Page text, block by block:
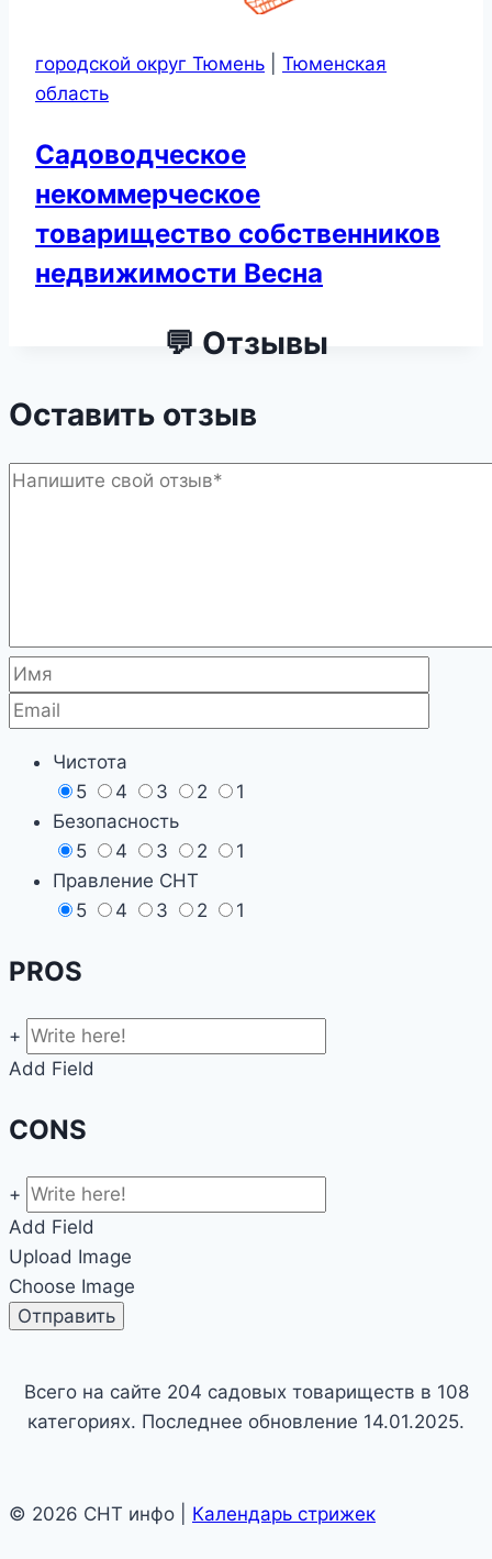
городской округ Тюмень
Тюменская
область
Садоводческое
некоммерческое
товарищество собственников
недвижимости Весна
💬 Отзывы
Оставить отзыв
Чистота
5
4 3 2
1
Безопасность
5
4 3 2
1
Правление СНТ
5
4 3 2 1
PROS
+
Add Field
CONS
+
Add Field
Upload Image
Choose Image
Всего на сайте 204 садовых товариществ в 108
категориях. Последнее обновление 14.01.2025.
© 2026 СНТ инфо | Календарь стрижек